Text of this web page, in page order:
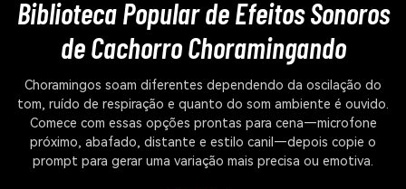
Biblioteca Popular de Efeitos Sonoros
de Cachorro Choramingando
Choramingos soam diferentes dependendo da oscilação do
tom, ruído de respiração e quanto do som ambiente é ouvido.
Comece com essas opções prontas para cena—microfone
próximo, abafado, distante e estilo canil—depois copie o
prompt para gerar uma variação mais precisa ou emotiva.